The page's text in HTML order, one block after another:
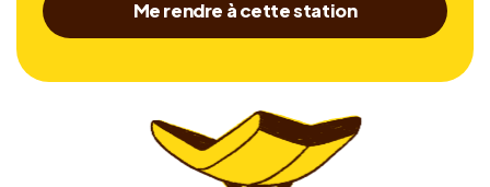
Me rendre à cette station